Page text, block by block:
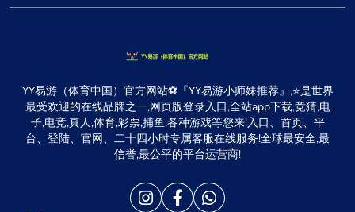
YY易游（体育中国）官方网站⚽️『YY易游小师妹推荐』,⭐️是世界
最受欢迎的在线品牌之一,网页版登录入口,全站app下载,竞猜,电
子,电竞,真人,体育,彩票,捕鱼,各种游戏等您来!入口、首页、平
台、登陆、官网、二十四小时专属客服在线服务!全球最安全,最
信誉,最公平的平台运营商!